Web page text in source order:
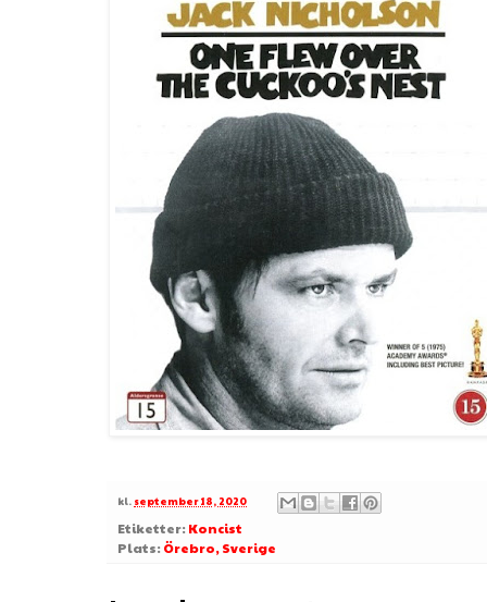
kl. september 18, 2020
Etiketter: Koncist
Plats: Örebro, Sverige